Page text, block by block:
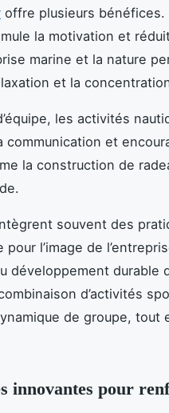
offre plusieurs bénéfices.
la motivation et
marine et la nature
et la
les activités
et
la construction de
souvent des
l’image de
développement durable
d’activités
de groupe, tout
innovantes pour